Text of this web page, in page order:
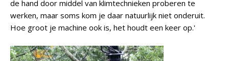
de hand door middel van klimtechnieken proberen te
werken, maar soms kom je daar natuurlijk niet onderuit.
Hoe groot je machine ook is, het houdt een keer op.'